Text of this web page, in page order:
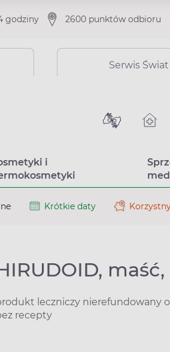
godziny 2600 punktów odbioru
Serwis
i
Krótkie daty
leczniczy nierefundowany
recepty